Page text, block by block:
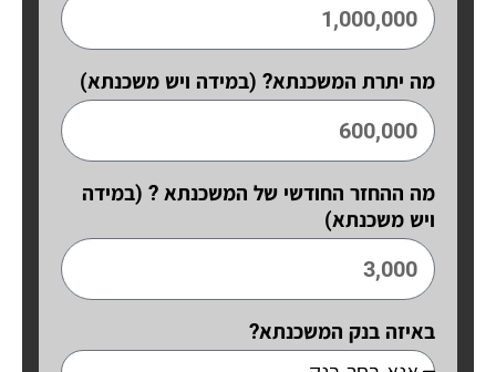
מה יתרת המשכנתא? (במידה ויש משכנתא)
מה ההחזר החודשי של המשכנתא ? (במידה
ויש משכנתא)
באיזה בנק המשכנתא?